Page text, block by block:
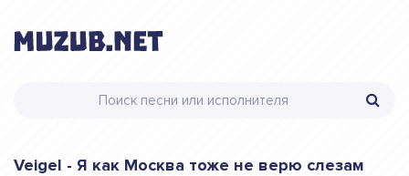
Veigel - Я как Москва тоже не верю слезам